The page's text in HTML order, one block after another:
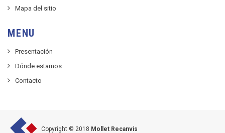
Mapa del sitio
MENU
Presentación
Dónde estamos
Contacto
Copyright © 2018 Mollet Recanvis